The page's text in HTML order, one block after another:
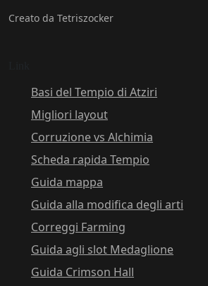
Creato da Tetriszocker
Basi del Tempio di Atziri
Migliori layout
Corruzione vs Alchimia
Scheda rapida Tempio
Guida mappa
Guida alla modifica degli arti
Correggi Farming
Guida agli slot Medaglione
Guida Crimson Hall